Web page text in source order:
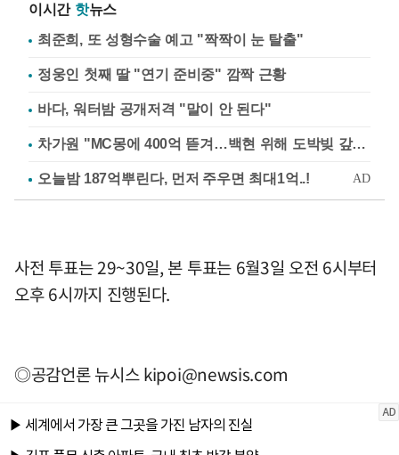
이시간 핫뉴스
최준희, 또 성형수술 예고 "짝짝이 눈 탈출"
정웅인 첫째 딸 "연기 준비중" 깜짝 근황
바다, 워터밤 공개저격 "말이 안 된다"
차가원 "MC몽에 400억 뜯겨…백현 위해 도박빚 갚아줘"
사전 투표는 29~30일, 본 투표는 6월3일 오전 6시부터
오후 6시까지 진행된다.
◎공감언론 뉴시스kipoi@newsis.com